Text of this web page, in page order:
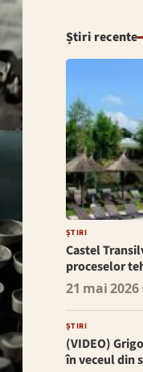
Știri recente
ȘTIRI
Castel
proceselor
21 mai 2026
ȘTIRI
(VIDEO)
în veceul din